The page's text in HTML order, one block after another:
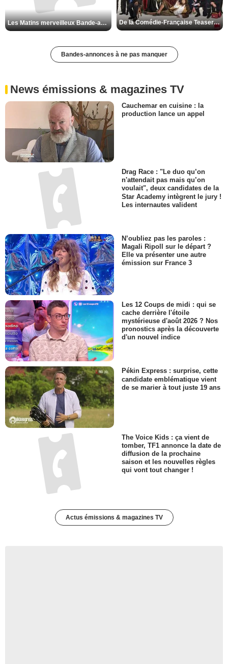
Les Matins merveilleux Bande-annonce VF De la Comédie-Française Teaser VF
Bandes-annonces à ne pas manquer
News émissions & magazines TV
Cauchemar en cuisine : la
production lance un appel
Drag Race : "Le duo qu’on
n'attendait pas mais qu’on
voulait", deux candidates de la
Star Academy intègrent le jury !
Les internautes valident
N’oubliez pas les paroles :
Magali Ripoll sur le départ ?
Elle va présenter une autre
émission sur France 3
Les 12 Coups de midi : qui se
cache derrière l'étoile
mystérieuse d'août 2026 ? Nos
pronostics après la découverte
d'un nouvel indice
Pékin Express : surprise, cette
candidate emblématique vient
de se marier à tout juste 19 ans
The Voice Kids : ça vient de
tomber, TF1 annonce la date de
diffusion de la prochaine
saison et les nouvelles règles
qui vont tout changer !
Actus émissions & magazines TV